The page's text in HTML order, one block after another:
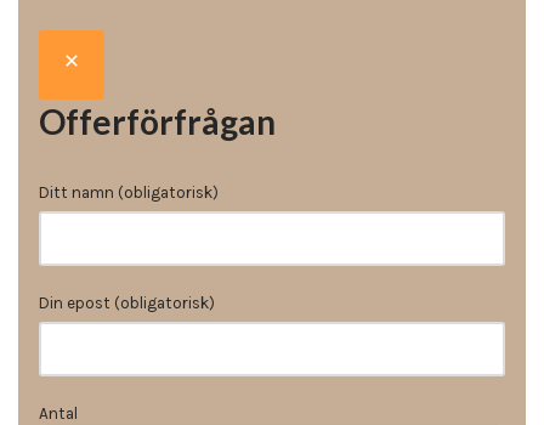
Offerförfrågan
Ditt namn (obligatorisk)
Din epost (obligatorisk)
Antal